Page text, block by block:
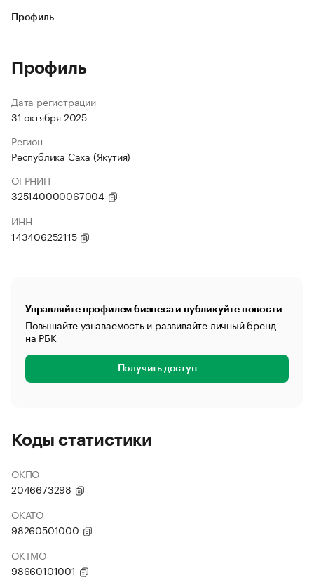
Профиль
Профиль
Дата регистрации
31 октября 2025
Регион
Республика Саха (Якутия)
ОГРНИП
325140000067004
ИНН
143406252115
Управляйте профилем бизнеса и публикуйте новости
Повышайте узнаваемость и развивайте личный бренд
на РБК
Получить доступ
Коды статистики
ОКПО
2046673298
ОКАТО
98260501000
ОКТМО
98660101001